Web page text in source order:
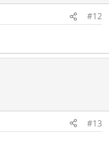
#12
#13